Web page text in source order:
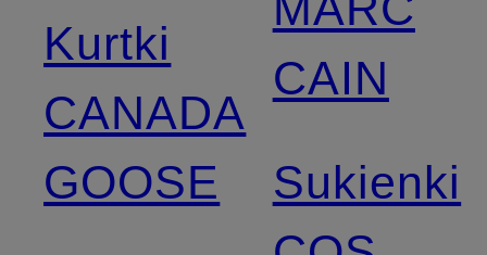
Kurtki
CANADA
GOOSE
CAIN
Sukienki